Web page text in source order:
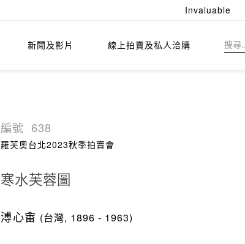
Invaluable
新聞及影片 線上拍賣及私人洽購
編號 638
羅芙奧台北2023秋季拍賣會
寒水芙蓉圖
溥心畬 (台灣, 1896 - 1963)